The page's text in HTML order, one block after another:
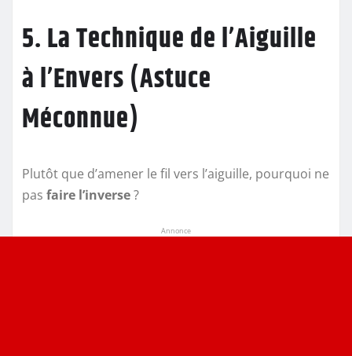
5. La Technique de l’Aiguille
à l’Envers (Astuce
Méconnue)
Plutôt que d’amener le fil vers l’aiguille, pourquoi ne
pas faire l’inverse?
Annonce